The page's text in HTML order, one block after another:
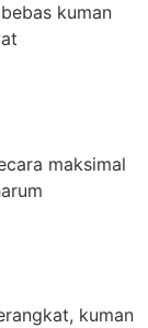
kuman
maksimal
kuman